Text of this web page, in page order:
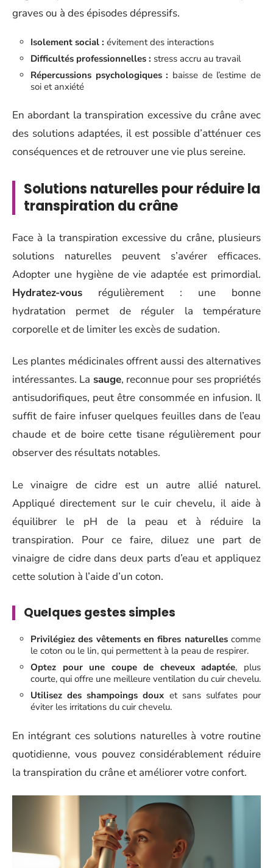
graves ou à des épisodes dépressifs.
Isolement social : évitement des interactions
Difficultés professionnelles : stress accru au travail
Répercussions psychologiques : baisse de l’estime de
soi et anxiété
En abordant la transpiration excessive du crâne avec
des solutions adaptées, il est possible d’atténuer ces
conséquences et de retrouver une vie plus sereine.
Solutions naturelles pour réduire la
transpiration du crâne
Face à la transpiration excessive du crâne, plusieurs
solutions naturelles peuvent s’avérer efficaces.
Adopter une hygiène de vie adaptée est primordial.
Hydratez-vous régulièrement : une bonne
hydratation permet de réguler la température
corporelle et de limiter les excès de sudation.
Les plantes médicinales offrent aussi des alternatives
intéressantes. La sauge, reconnue pour ses propriétés
antisudorifiques, peut être consommée en infusion. Il
suffit de faire infuser quelques feuilles dans de l’eau
chaude et de boire cette tisane régulièrement pour
observer des résultats notables.
Le vinaigre de cidre est un autre allié naturel.
Appliqué directement sur le cuir chevelu, il aide à
équilibrer le pH de la peau et à réduire la
transpiration. Pour ce faire, diluez une part de
vinaigre de cidre dans deux parts d’eau et appliquez
cette solution à l’aide d’un coton.
Quelques gestes simples
Privilégiez des vêtements en fibres naturellescomme
le coton ou le lin, qui permettent à la peau de respirer.
Optez pour une coupe de cheveux adaptée, plus
courte, qui offre une meilleure ventilation du cuir chevelu.
Utilisez des shampoings doux et sans sulfates pour
éviter les irritations du cuir chevelu.
En intégrant ces solutions naturelles à votre routine
quotidienne, vous pouvez considérablement réduire
la transpiration du crâne et améliorer votre confort.